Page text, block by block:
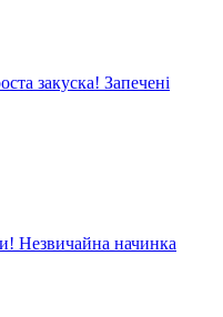
закуска! Запечені
Незвичайна начинка